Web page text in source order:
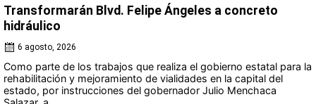
Transformarán Blvd. Felipe Ángeles a concreto
hidráulico
6 agosto, 2026
Como parte de los trabajos que realiza el gobierno estatal para la
rehabilitación y mejoramiento de vialidades en la capital del
estado, por instrucciones del gobernador Julio Menchaca